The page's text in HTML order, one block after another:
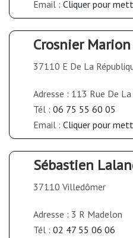
Email : Cliquer pour
Crosnier Marion
37110 E De La
Adresse : 113 Rue De
Tél : 06 75 55 60 05
Email : Cliquer pour
Sébastien
37110 Villedômer
Adresse : 3 R Madelon
Tél : 02 47 55 06 06